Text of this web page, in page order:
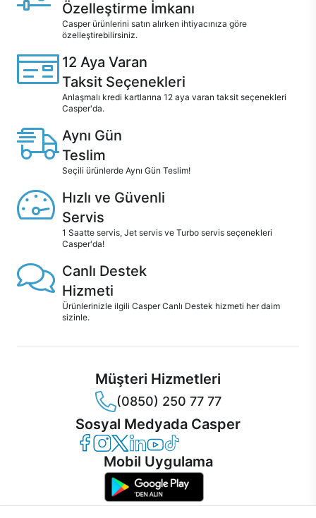
Özelleştirme İmkanı
Casper ürünlerini satın alırken ihtiyacınıza göre
özelleştirebilirsiniz.
12 Aya Varan
Taksit Seçenekleri
Anlaşmalı kredi kartlarına 12 aya varan taksit seçenekleri
Casper'da.
Aynı Gün
Teslim
Seçili ürünlerde Aynı Gün Teslim!
Hızlı ve Güvenli
Servis
1 Saatte servis, Jet servis ve Turbo servis seçenekleri
Casper'da!
Canlı Destek
Hizmeti
Ürünlerinizle ilgili Casper Canlı Destek hizmeti her daim
sizinle.
Müşteri Hizmetleri
(0850) 250 77 77
Sosyal Medyada Casper
Casper Facebook
Casper Instagram
Casper Twitter
Casper LinkedIn
Casper YouTube
Casper TikTok
Mobil Uygulama